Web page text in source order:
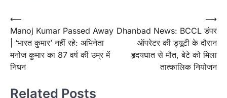
Post
navigation
⟵
Manoj Kumar Passed Away
| ‘भारत कुमार’ नहीं रहे: अभिनेता
मनोज कुमार का 87 वर्ष की उम्र में
निधन
Dhanbad News: BCCL डंपर
ऑपरेटर की ड्यूटी के दौरान
हृदयघात से मौत, बेटे को मिला
तात्कालिक नियोजन
⟶
Related Posts